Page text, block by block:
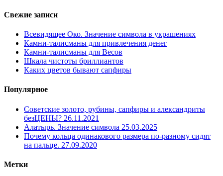
Свежие записи
Всевидящее Око. Значение символа в украшениях
Камни-талисманы для привлечения денег
Камни-талисманы для Весов
Шкала чистоты бриллиантов
Каких цветов бывают сапфиры
Популярное
Советские золото, рубины, сапфиры и александриты
безЦЕНЫ? 26.11.2021
Алатырь. Значение символа 25.03.2025
Почему кольца одинакового размера по-разному сидят
на пальце. 27.09.2020
Метки